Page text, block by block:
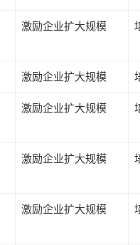
激励企业扩大规模
激励企业扩大规模
激励企业扩大规模
激励企业扩大规模
激励企业扩大规模